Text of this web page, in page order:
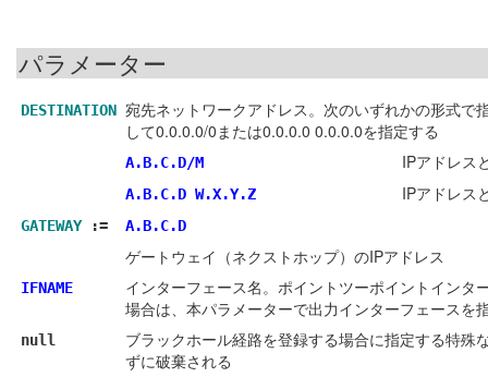
パラメーター
DESTINATION 宛先ネットワークアドレス。次のいずれかの形式
して0.0.0.0/0または0.0.0.0 0.0.0.0を指定する
A.B.C.D/M IPアドレス
A.B.C.D W.X.Y.Z IPアドレス
GATEWAY:= A.B.C.D
ゲートウェイ（ネクストホップ）のIPアドレス
IFNAME
インターフェース名。ポイントツーポイントイン
場合は、本パラメーターで出力インターフェースを
null
ブラックホール経路を登録する場合に指定する特
ずに破棄される